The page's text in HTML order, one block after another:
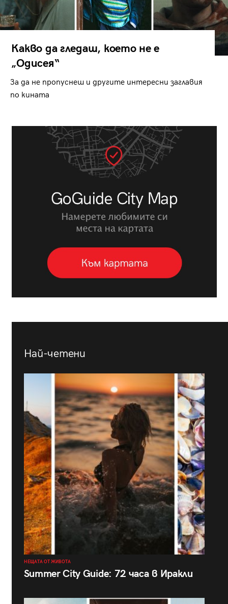
Какво да гледаш, което не е
„Одисея“
За да не пропуснеш и другите интересни заглавия
по кината
Най-четени
НЕЩАТА ОТ ЖИВОТА
Summer City Guide: 72 часа в Иракли